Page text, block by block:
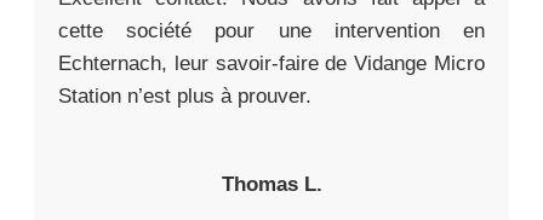
cette société pour une intervention en
Echternach, leur savoir-faire de Vidange Micro
Station n’est plus à prouver.
Thomas L.